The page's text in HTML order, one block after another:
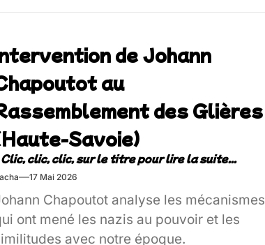
de Johann
au
des Glières
Savoie)
17 Mai 2026
Chapoutot analyse les mécanismes
ont mené les nazis au pouvoir et les
avec notre époque.